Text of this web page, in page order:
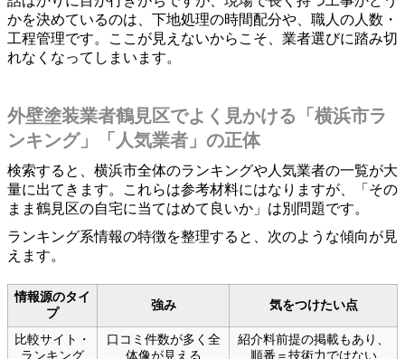
かを決めているのは、下地処理の時間配分や、職人の人数・
工程管理です。ここが見えないからこそ、業者選びに踏み切
れなくなってしまいます。
外壁塗装業者鶴見区でよく見かける「横浜市ラ
ンキング」「人気業者」の正体
検索すると、横浜市全体のランキングや人気業者の一覧が大
量に出てきます。これらは参考材料にはなりますが、「その
まま鶴見区の自宅に当てはめて良いか」は別問題です。
ランキング系情報の特徴を整理すると、次のような傾向が見
えます。
情報源のタイ
プ
強み 気をつけたい点
比較サイト・
ランキング
口コミ件数が多く全
体像が見える
紹介料前提の掲載もあり、
順番＝技術力ではない